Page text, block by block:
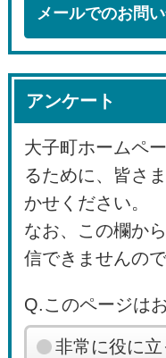
メールでのお問
アンケート
大子町ホームペ
るために、皆さ
かせください。
なお、この欄か
信できませんの
Q.このページは
非常に役に立